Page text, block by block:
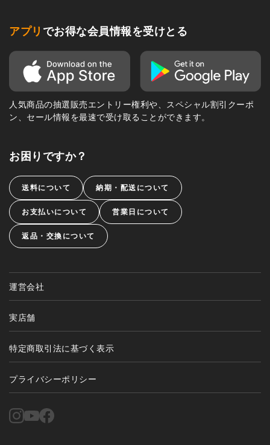
アプリ でお得な会員情報を受けとる
人気商品の抽選販売エントリー権利や、スペシャル割引クーポ
ン、セール情報を最速で受け取ることができます。
お困りですか？
送料について 納期・配送について
お支払いについて 営業日について
返品・交換について
運営会社
実店舗
特定商取引法に基づく表示
プライバシーポリシー